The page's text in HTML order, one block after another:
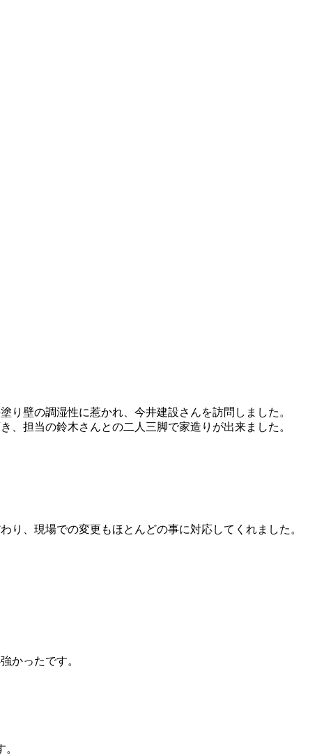
壁の調湿性に惹かれ、今井建設さんを訪問しました。
担当の鈴木さんとの二人三脚で家造りが出来ました。
、現場での変更もほとんどの事に対応してくれました。
かったです。